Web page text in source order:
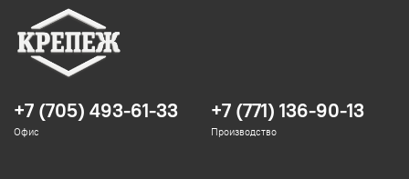
+7 (705) 493-61-33
Офис
+7 (771) 136-90-13
Производство